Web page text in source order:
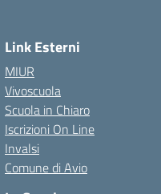
Link Esterni
MIUR
Vivoscuola
Scuola in Chiaro
Iscrizioni On Line
Invalsi
Comune di Avio